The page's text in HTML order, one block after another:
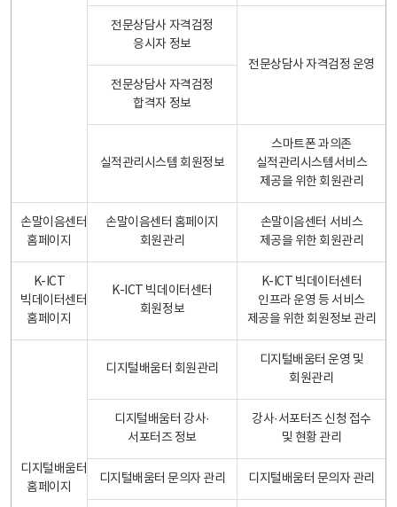
전문상담사 자격검정
응시자 정보
전문상담사 자격검정 운영
전문상담사 자격검정
합격자 정보
실적관리시스템 회원정보
스마트폰 과의존
실적관리시스템서비스
제공을 위한 회원관리
손말이음센터
홈페이지
손말이음센터 홈페이지
회원관리
손말이음센터 서비스
제공을 위한 회원관리
K-ICT
빅데이터센터
홈페이지
K-ICT 빅데이터센터
회원정보
K-ICT 빅데이터센터
인프라 운영 등 서비스
제공을 위한 회원정보 관리
디지털배움터
홈페이지
디지털배움터 회원관리
디지털배움터 운영 및
회원관리
디지털배움터 강사·
서포터즈 정보
강사·서포터즈 신청 접수
및 현황 관리
디지털배움터 문의자 관리 디지털배움터 문의자 관리